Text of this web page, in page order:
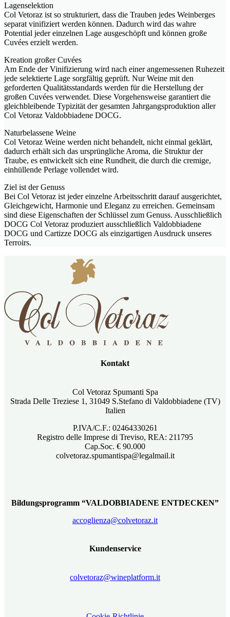
Lagenselektion
Col Vetoraz ist so strukturiert, dass die Trauben jedes Weinberges
separat vinifiziert werden können. Dadurch wird das wahre
Potential jeder einzelnen Lage ausgeschöpft und können große
Cuvées erzielt werden.
Kreation großer Cuvées
Am Ende der Vinifizierung wird nach einer angemessenen Ruhezeit
jede selektierte Lage sorgfältig geprüft. Nur Weine mit den
geforderten Qualitätsstandards werden für die Herstellung der
großen Cuvées verwendet. Diese Vorgehensweise garantiert die
gleichbleibende Typizität der gesamten Jahrgangsproduktion aller
Col Vetoraz Valdobbiadene DOCG.
Naturbelassene Weine
Col Vetoraz Weine werden nicht behandelt, nicht einmal geklärt,
dadurch erhält sich das ursprüngliche Aroma, die Struktur der
Traube, es entwickelt sich eine Rundheit, die durch die cremige,
einhüllende Perlage vollendet wird.
Ziel ist der Genuss
Bei Col Vetoraz ist jeder einzelne Arbeitsschritt darauf ausgerichtet,
Gleichgewicht, Harmonie und Eleganz zu erreichen. Gemeinsam
sind diese Eigenschaften der Schlüssel zum Genuss. Ausschließlich
DOCG Col Vetoraz produziert ausschließlich Valdobbiadene
DOCG und Cartizze DOCG als einzigartigen Ausdruck unseres
Terroirs.
Kontakt
Col Vetoraz Spumanti Spa
Strada Delle Treziese 1, 31049 S.Stefano di Valdobbiadene (TV)
Italien
P.IVA/C.F.: 02464330261
Registro delle Imprese di Treviso, REA: 211795
Cap.Soc. € 90.000
colvetoraz.spumantispa@legalmail.it
Bildungsprogramm “VALDOBBIADENE ENTDECKEN”
accoglienza@colvetoraz.it
Kundenservice
colvetoraz@wineplatform.it